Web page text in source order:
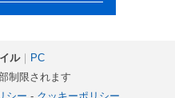
ル｜ PC
制限されます